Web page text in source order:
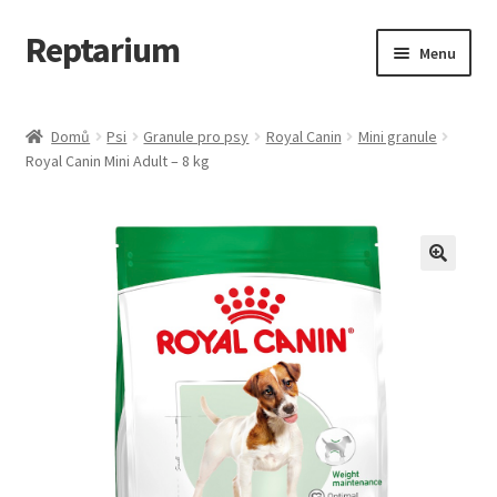
Přeskočit
na
Přejít
k
webu
Reptarium Menu
Košík
Malá zvířata — Klece, krmivo, vybavení
Vše pro kočky
Domů Psi Granule pro psy Royal Canin
Mini granule
Royal Canin Mini Adult – 8 kg